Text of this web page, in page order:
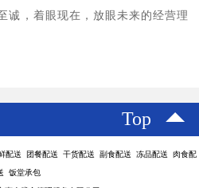
诚，着眼现在，放眼未来的经营理
Top
配送 团餐配送 干货配送 副食配送 冻品配送 肉食配
饭堂承包